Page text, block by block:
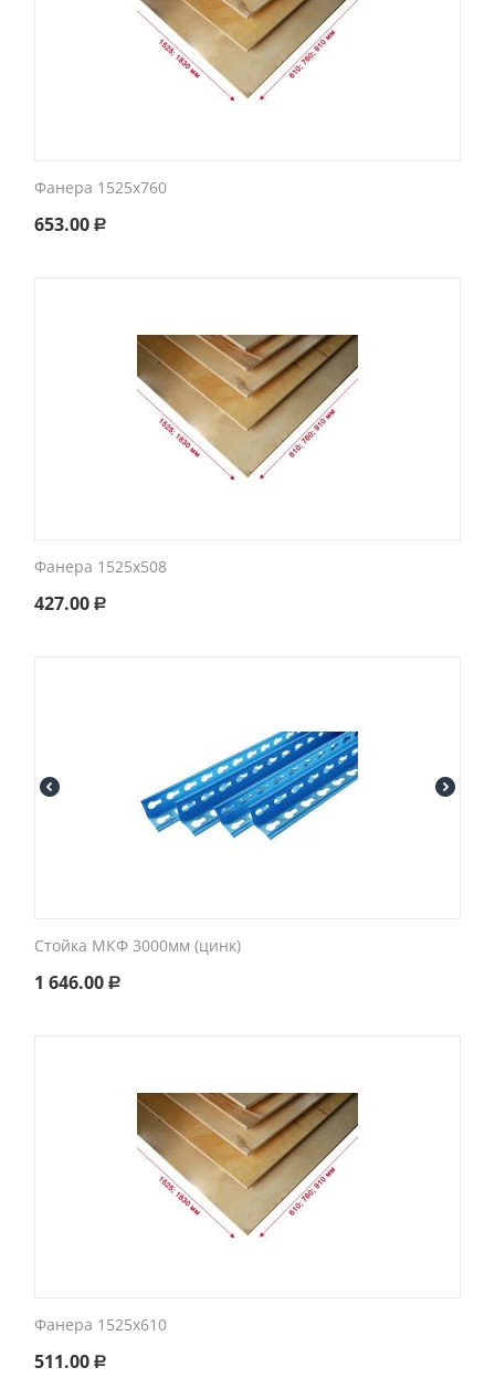
Фанера 1525х760
653.00 Р
Фанера 1525x508
427.00 Р
Стойка МКФ 3000мм (цинк)
1 646.00 Р
Фанера 1525х610
511.00 Р